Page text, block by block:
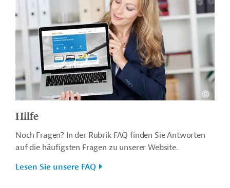
Hilfe
Noch Fragen? In der Rubrik FAQ finden Sie Antworten
auf die häufigsten Fragen zu unserer Website.
Lesen Sie unsere FAQ